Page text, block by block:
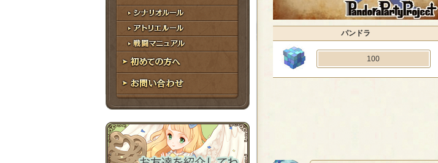
ゲームマニュアル
シナリオルール
アトリエルール
戦闘マニュアル
初めての方へ
お問い合わせ
パンドラ
100